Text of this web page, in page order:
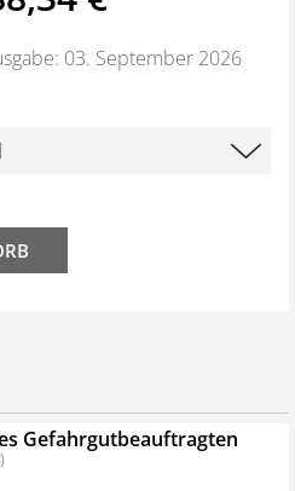
: Vorschriften für
Generator
Kennzeichen, Schriftliche
Sprachen
03. September 2026
Gefahrgutbeauftragten